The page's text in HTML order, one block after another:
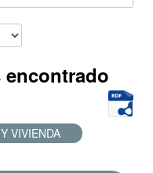
VIVIENDA